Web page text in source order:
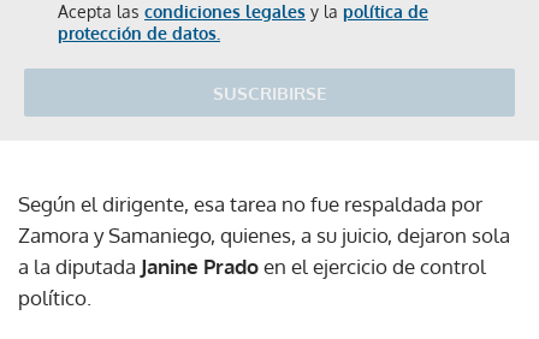
Acepta las condiciones legales y la política de
protección de datos.
SUSCRIBIRSE
Según el dirigente, esa tarea no fue respaldada por
Zamora y Samaniego, quienes, a su juicio, dejaron sola
a la diputada Janine Pradoen el ejercicio de control
político.